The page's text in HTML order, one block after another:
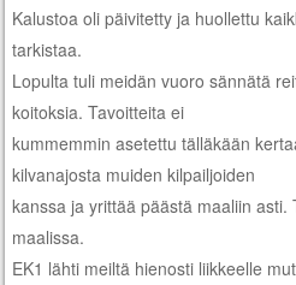
Kalustoa oli päivitetty ja huollettu
tarkistaa.
Lopulta tuli meidän vuoro sännätä
koitoksia. Tavoitteita ei
kummemmin asetettu tälläkään
kilvanajosta muiden kilpailjoiden
kanssa ja yrittää päästä maaliin asti.
maalissa.
EK1 lähti meiltä hienosti liikkeelle